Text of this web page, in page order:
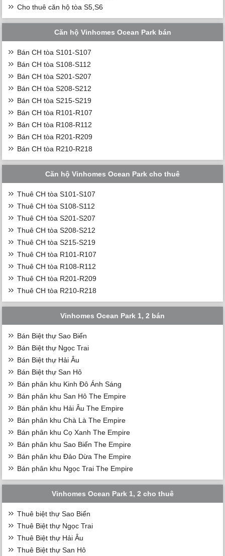
Cho thuê căn hộ tòa S5,S6
Căn hộ Vinhomes Ocean Park bán
Bán CH tòa S101-S107
Bán CH tòa S108-S112
Bán CH tòa S201-S207
Bán CH tòa S208-S212
Bán CH tòa S215-S219
Bán CH tòa R101-R107
Bán CH tòa R108-R112
Bán CH tòa R201-R209
Bán CH tòa R210-R218
Căn hộ Vinhomes Ocean Park cho thuê
Thuê CH tòa S101-S107
Thuê CH tòa S108-S112
Thuê CH tòa S201-S207
Thuê CH tòa S208-S212
Thuê CH tòa S215-S219
Thuê CH tòa R101-R107
Thuê CH tòa R108-R112
Thuê CH tòa R201-R209
Thuê CH tòa R210-R218
Vinhomes Ocean Park 1, 2 bán
Bán Biệt thự Sao Biển
Bán Biệt thự Ngọc Trai
Bán Biệt thự Hải Âu
Bán Biệt thự San Hô
Bán phân khu Kinh Đô Ánh Sáng
Bán phân khu San Hô The Empire
Bán phân khu Hải Âu The Empire
Bán phân khu Chà Là The Empire
Bán phân khu Cọ Xanh The Empire
Bán phân khu Sao Biển The Empire
Bán phân khu Đảo Dừa The Empire
Bán phân khu Ngọc Trai The Empire
Vinhomes Ocean Park 1, 2 cho thuê
Thuê biệt thự Sao Biển
Thuê Biệt thự Ngọc Trai
Thuê Biệt thự Hải Âu
Thuê Biệt thự San Hô